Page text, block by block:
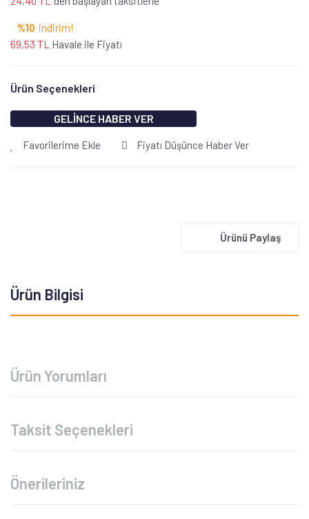
%10 indirim!
69,53 TL
Havale ile Fiyatı
Ürün Seçenekleri
GELİNCE HABER VER
Favorilerime Ekle Fiyatı Düşünce Haber Ver
Ürünü Paylaş
Ürün Bilgisi
Ürün Yorumları
Taksit Seçenekleri
Önerileriniz